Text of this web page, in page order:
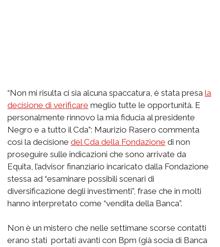
“Non mi risulta ci sia alcuna spaccatura, è stata presa la
decisione di verificare meglio tutte le opportunità. E
personalmente rinnovo la mia fiducia al presidente
Negro e a tutto il Cda”: Maurizio Rasero commenta
così la decisione del Cda della Fondazione di non
proseguire sulle indicazioni che sono arrivate da
Equita, l’advisor finanziario incaricato dalla Fondazione
stessa ad “esaminare possibili scenari di
diversificazione degli investimenti”, frase che in molti
hanno interpretato come “vendita della Banca”.
Non è un mistero che nelle settimane scorse contatti
erano stati portati avanti con Bpm (già socia di Banca